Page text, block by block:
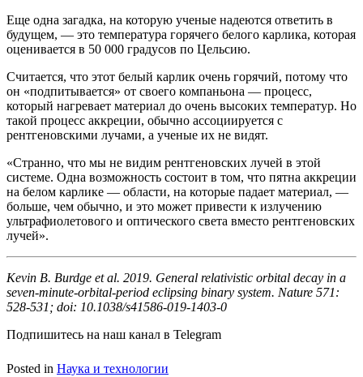
Еще одна загадка, на которую ученые надеются ответить в
будущем, — это температура горячего белого карлика, которая
оценивается в 50 000 градусов по Цельсию.
Считается, что этот белый карлик очень горячий, потому что
он «подпитывается» от своего компаньона — процесс,
который нагревает материал до очень высоких температур. Но
такой процесс аккреции, обычно ассоциируется с
рентгеновскими лучами, а ученые их не видят.
«Странно, что мы не видим рентгеновских лучей в этой
системе. Одна возможность состоит в том, что пятна аккреции
на белом карлике — области, на которые падает материал, —
больше, чем обычно, и это может привести к излучению
ультрафиолетового и оптического света вместо рентгеновских
лучей».
Kevin B. Burdge et al. 2019. General relativistic orbital decay in a
seven-minute-orbital-period eclipsing binary system. Nature 571:
528-531; doi: 10.1038/s41586-019-1403-0
Подпишитесь на наш канал в Telegram
Posted in Наука и технологии